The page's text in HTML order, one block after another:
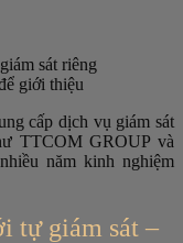
sát riêng
giới thiệu
cấp dịch vụ giám sát
TTCOM GROUP và
năm kinh nghiệm
tự giám sát –